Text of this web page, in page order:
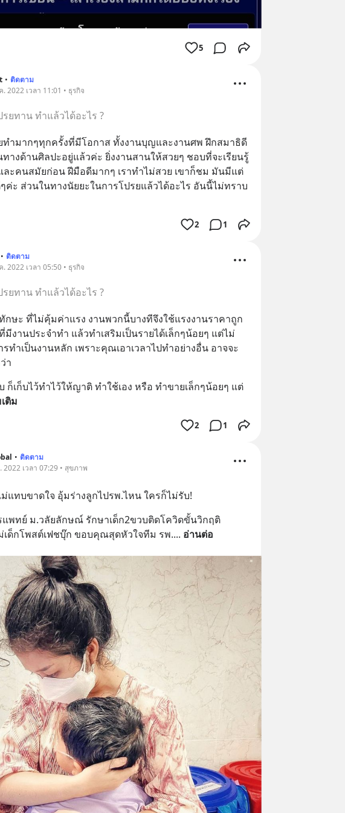
5
• ติดตาม
. 2022 เวลา 11:01 • ธุรกิจ
ยทาน ทำแล้วได้อะไร ?
ทำมากๆทุกครั้งที่มีโอกาส ทั้งงานบุญและงานศพ ฝึกสมาธิดี
างด้านศิลปะอยู่แล้วค่ะ ยิ่งงานสานให้สวยๆ ชอบที่จะเรียนรู้
ะคนสมัยก่อน ฝีมือดีมากๆ เราทำไม่สวย เขาก็ชม มันมีแต่
ค่ะ ส่วนในทางนัยยะในการโปรยแล้วได้อะไร อันนี้ไม่ทราบ
2 1
• ติดตาม
. 2022 เวลา 05:50 • ธุรกิจ
ยทาน ทำแล้วได้อะไร ?
กษะ ที่ไม่คุ้มค่าแรง งานพวกนี้บางทีจึงใช้แรงงานราคาถูก
งานประจำทำ แล้วทำเสริมเป็นรายได้เล็กๆน้อยๆ แต่ไม่
รทำเป็นงานหลัก เพราะคุณเอาเวลาไปทำอย่างอื่น อาจจะ
า
ก็เก็บไว้ทำไว้ให้ญาติ ทำใช้เอง หรือ ทำขายเล็กๆน้อยๆ แต่
ติม
2 1
• ติดตาม
2022 เวลา 07:29 • สุขภาพ
แทบขาดใจ อุ้มร่างลูกไปรพ.ไหน ใครก็ไม่รับ!
แพทย์ ม.วลัยลักษณ์ รักษาเด็ก2ขวบติดโควิดขั้นวิกฤติ
เด็กโพสต์เฟชบุ๊ก ขอบคุณสุดหัวใจทีม รพ.... อ่านต่อ